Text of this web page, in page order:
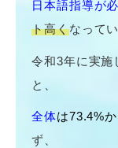
日本語指導が
ト高くなってい
令和3年に実施
と、
全体は73.4%
ず、